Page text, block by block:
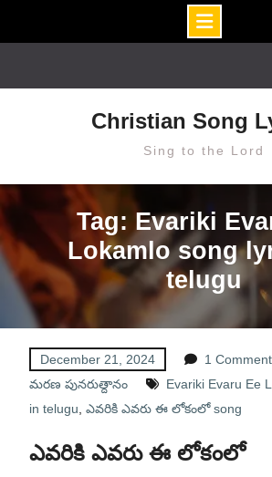
Christian Song
Sing to the Lord
Tag: Evariki
Lokamlo song
telugu
December 21, 2024 1 Comment
మరణ పునరుత్దానం
Evariki Evaru Ee
in telugu ఎవరికి ఎవరు ఈ లోకంలో song
ఎవరికి ఎవరు ఈ లోకంలో